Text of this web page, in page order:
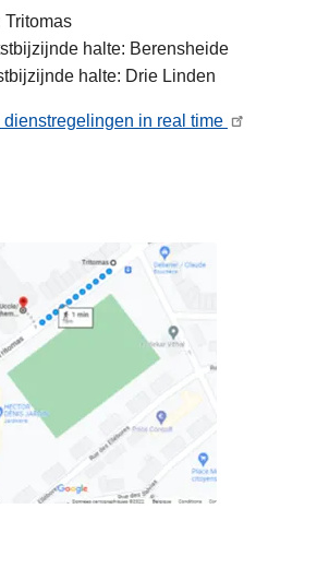
Tritomas
halte: Berensheide
halte: Drie Linden
dienstregelingen in real time